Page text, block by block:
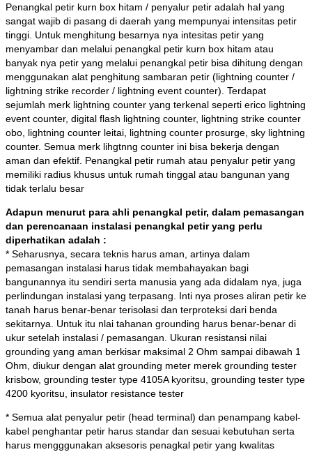
Penangkal petir kurn box hitam / penyalur petir adalah hal yang
sangat wajib di pasang di daerah yang mempunyai intensitas petir
tinggi. Untuk menghitung besarnya nya intesitas petir yang
menyambar dan melalui penangkal petir kurn box hitam atau
banyak nya petir yang melalui penangkal petir bisa dihitung dengan
menggunakan alat penghitung sambaran petir (lightning counter /
lightning strike recorder / lightning event counter). Terdapat
sejumlah merk lightning counter yang terkenal seperti erico lightning
event counter, digital flash lightning counter, lightning strike counter
obo, lightning counter leitai, lightning counter prosurge, sky lightning
counter. Semua merk lihgtnng counter ini bisa bekerja dengan
aman dan efektif. Penangkal petir rumah atau penyalur petir yang
memiliki radius khusus untuk rumah tinggal atau bangunan yang
tidak terlalu besar
Adapun menurut para ahli penangkal petir, dalam pemasangan
dan perencanaan instalasi penangkal petir yang perlu
diperhatikan adalah :
* Seharusnya, secara teknis harus aman, artinya dalam
pemasangan instalasi harus tidak membahayakan bagi
bangunannya itu sendiri serta manusia yang ada didalam nya, juga
perlindungan instalasi yang terpasang. Inti nya proses aliran petir ke
tanah harus benar-benar terisolasi dan terproteksi dari benda
sekitarnya. Untuk itu nlai tahanan grounding harus benar-benar di
ukur setelah instalasi / pemasangan. Ukuran resistansi nilai
grounding yang aman berkisar maksimal 2 Ohm sampai dibawah 1
Ohm, diukur dengan alat grounding meter merek grounding tester
krisbow, grounding tester type 4105A kyoritsu, grounding tester type
4200 kyoritsu, insulator resistance tester
* Semua alat penyalur petir (head terminal) dan penampang kabel-
kabel penghantar petir harus standar dan sesuai kebutuhan serta
harus mengggunakan aksesoris penagkal petir yang kwalitas